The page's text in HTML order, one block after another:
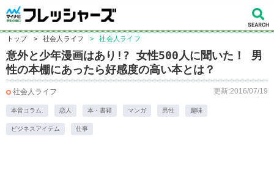
トップ > 社会人ライフ > 社会人ライフ
意外と少年漫画はあり!? 女性500人に聞いた！ 男
性の本棚にあったら好感度の高い本とは？
社会人ライフ 更新:2016/07/19
本音コラム. 恋人 本・書籍 マンガ 男性 趣味
ビジネスアイテム 仕事